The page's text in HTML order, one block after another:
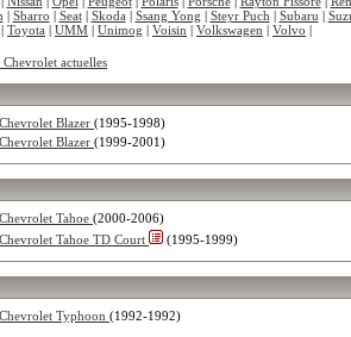
| Sbarro | Seat| Skoda | Ssang Yong | Steyr Puch | Subaru |
| Toyota | UMM | Unimog | Voisin | Volkswagen | Volvo |
actuelles
Chevrolet Blazer (1995-1998)
Chevrolet Blazer (1999-2001)
Chevrolet Tahoe (2000-2006)
Chevrolet Tahoe TD Court (1995-1999)
Chevrolet Typhoon (1992-1992)